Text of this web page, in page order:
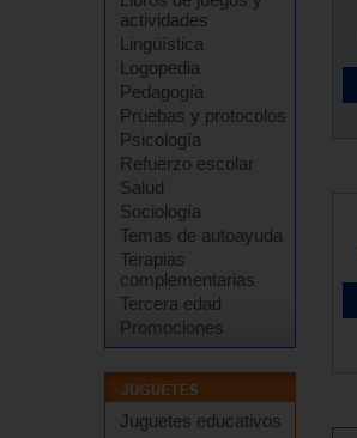
actividades
Lingüística
Logopedia
Pedagogía
Pruebas y protocolos
Psicología
Refuerzo escolar
Salud
Sociología
Temas de autoayuda
Terapias
complementarias
Tercera edad
Promociones
Juguetes educativos